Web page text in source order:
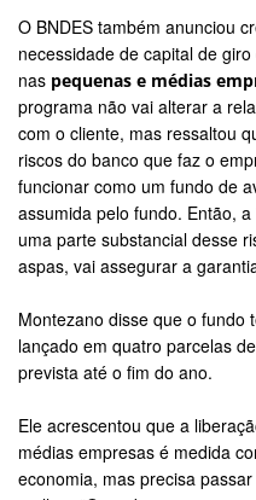
O BNDES também anunciou
necessidade de capital de
nas pequenas e médias
programa não vai alterar a
com o cliente, mas ressaltou
riscos do banco que faz o
funcionar como um fundo de
assumida pelo fundo. Então,
uma parte substancial desse
aspas, vai assegurar a
Montezano disse que o fundo
lançado em quatro parcelas
prevista até o fim do ano.
Ele acrescentou que a
médias empresas é medida
economia, mas precisa